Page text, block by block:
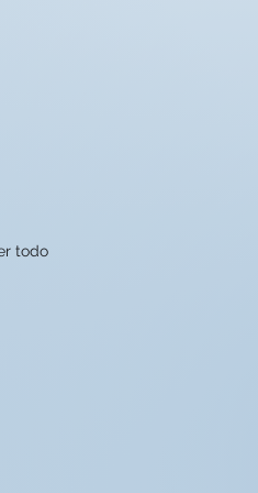
todo